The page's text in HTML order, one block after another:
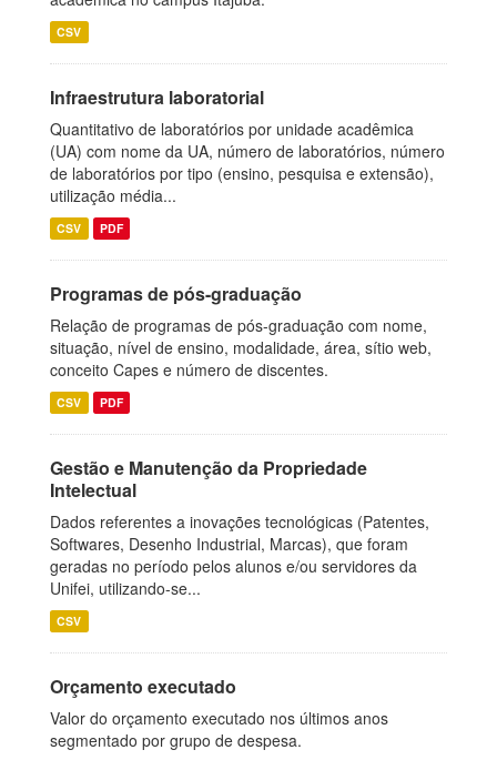
CSV
Infraestrutura laboratorial
Quantitativo de laboratórios por unidade acadêmica
(UA) com nome da UA, número de laboratórios, número
de laboratórios por tipo (ensino, pesquisa e extensão),
utilização média...
CSV PDF
Programas de pós-graduação
Relação de programas de pós-graduação com nome,
situação, nível de ensino, modalidade, área, sítio web,
conceito Capes e número de discentes.
CSV PDF
Gestão e Manutenção da Propriedade
Intelectual
Dados referentes a inovações tecnológicas (Patentes,
Softwares, Desenho Industrial, Marcas), que foram
geradas no período pelos alunos e/ou servidores da
Unifei, utilizando-se...
CSV
Orçamento executado
Valor do orçamento executado nos últimos anos
segmentado por grupo de despesa.